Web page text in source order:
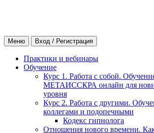
Меню Вход / Регистрация
Практики и вебинары
Обучение
Курс 1. Работа с собой.
МЕТАИССКРА онлайн для
уровня
Курс 2. Работа с другими.
коллегами и подопечными
Кодекс гипнолога
Отношения нового времени.